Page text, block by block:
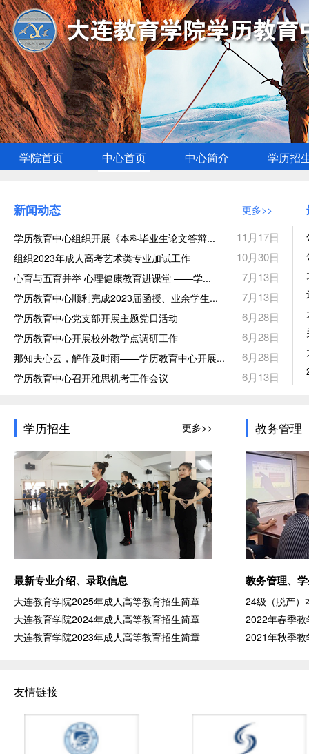
学院首页 中心首页 中心简介 学历招
新闻动态 更多>>
学历教育中心组织开展《本科毕业生论文答辩... 11月17日
组织2023年成人高考艺术类专业加试工作 10月30日
心育与五育并举 心理健康教育进课堂 ——学... 7月13日
学历教育中心顺利完成2023届函授、业余学生... 7月13日
学历教育中心党支部开展主题党日活动 6月28日
学历教育中心开展校外教学点调研工作 6月28日
那知夫心云，解作及时雨——学历教育中心开展... 6月28日
学历教育中心召开雅思机考工作会议 6月13日
学历招生 更多>>
最新专业介绍、录取信息
大连教育学院2025年成人高等教育招生简章
大连教育学院2024年成人高等教育招生简章
大连教育学院2023年成人高等教育招生简章
教务管理
教务管理、
24级（脱产）
2022年春季
2021年秋季教
友情链接